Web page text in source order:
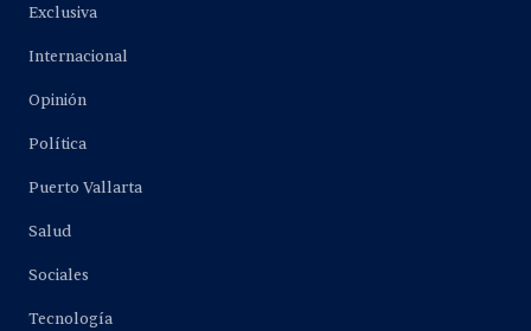
Exclusiva
Internacional
Opinión
Política
Puerto Vallarta
Salud
Sociales
Tecnología